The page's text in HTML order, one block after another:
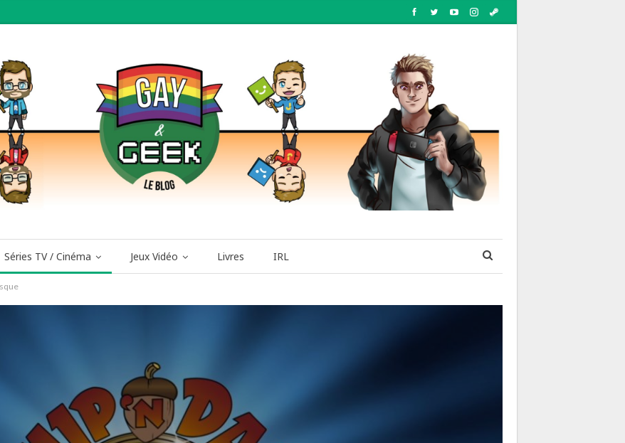
Séries TV / Cinéma Jeux Vidéo Livres IRL